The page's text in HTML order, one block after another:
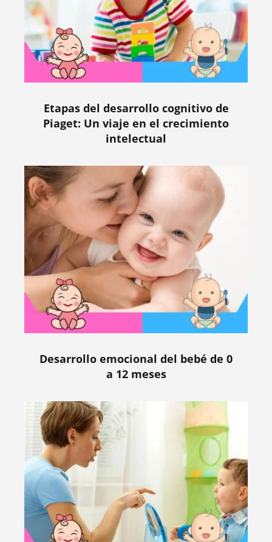
Etapas del desarrollo cognitivo de
Piaget: Un viaje en el crecimiento
intelectual
Desarrollo emocional del bebé de 0
a 12 meses